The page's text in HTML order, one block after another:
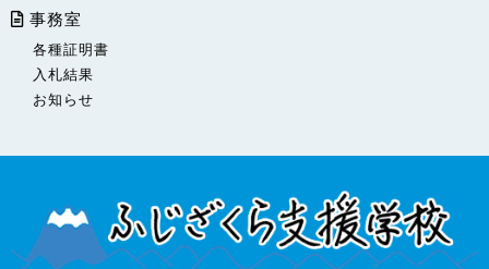
事務室
各種証明書
入札結果
お知らせ